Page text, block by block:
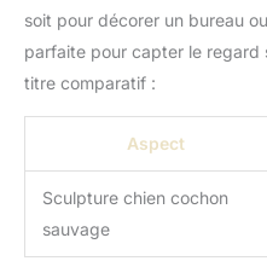
soit pour décorer un bureau
parfaite pour capter le regard
titre comparatif :
Aspect
Sculpture chien cochon
sauvage